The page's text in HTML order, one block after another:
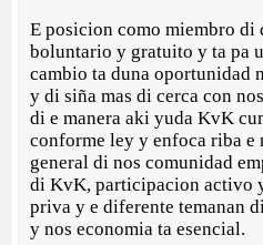
E posicion como miembro
boluntario y gratuito y ta pa
cambio ta duna oportunidad
y di siña mas di cerca con
di e manera aki yuda KvK
conforme ley y enfoca riba e
general di nos comunidad
di KvK, participacion activo
priva y e diferente temanan
y nos economia ta esencial.